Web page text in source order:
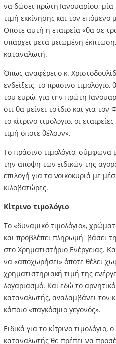
να δώσει πρώτη Ιανουαρίου,
τιμή εκκίνησης και τον επόμενο
Οπότε αυτή η εταιρεία «θα σε
υπάρχει μετά μειωμένη
καταναλωτή.
Όπως αναφέρει ο κ.
ενδείξεις, το πράσινο
του ευρώ, για την πρώτη
ότι θα μείνει το ίδιο και για
το κίτρινο τιμολόγιο, οι
τιμή όποτε θέλουν».
Το πράσινο τιμολόγιο, σύμφωνα
την άποψη των ειδικών της
επιλογή για τα νοικοκυριά με
κιλοβατώρες.
Κίτρινο τιμολόγιο
Το «δυναμικό τιμολόγιο»,
και προβλέπει πληρωμή βάσει
στο Χρηματιστήριο Ενέργειας.
να «αποχωρήσει» όποτε θέλει
χρηματιστηριακή τιμή της
λογαριασμό. Και εδώ το αρνητικό
καταναλωτής, αναλαμβάνει τον
κάποιο «παγκόσμιο γεγονός».
Ειδικά για το κίτρινο τιμολόγιο,
καταναλωτής θα πρέπει να